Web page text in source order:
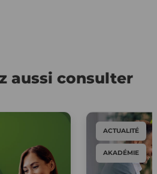
aussi consulter
ACTUALITÉ
AKADÉMIE